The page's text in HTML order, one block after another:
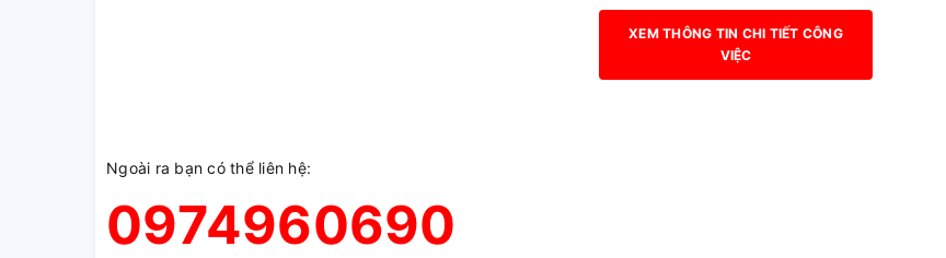
XEM THÔNG TIN CHI TIẾT CÔNG
VIỆC
Ngoài ra bạn có thể liên hệ:
0974960690